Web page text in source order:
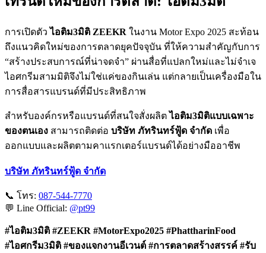
การเปิดตัวไอติม3มิติ ZEEKR ในงาน Motor Expo 2025 สะท้อน
ถึงแนวคิดใหม่ของการตลาดยุคปัจจุบัน ที่ให้ความสำคัญกับการ
“สร้างประสบการณ์ที่น่าจดจำ” ผ่านสื่อที่แปลกใหม่และไม่จำเจ
ไอศกรีมสามมิติจึงไม่ใช่แค่ของกินเล่น แต่กลายเป็นเครื่องมือใน
การสื่อสารแบรนด์ที่มีประสิทธิภาพ
สำหรับองค์กรหรือแบรนด์ที่สนใจสั่งผลิตไอติม3มิติแบบเฉพาะ
ของตนเอง สามารถติดต่อ บริษัท ภัทรินทร์ฟู้ด จำกัด เพื่อ
ออกแบบและผลิตตามคาแรกเตอร์แบรนด์ได้อย่างมืออาชีพ
บริษัท ภัทรินทร์ฟู้ด จำกัด
📞 โทร: 087-544-7770
💬 Line Official: @pt99
#ไอติม3มิติ #ZEEKR #MotorExpo2025 #PhattharinFood
#ไอศกรีม3มิติ #ของแจกงานอีเวนต์ #การตลาดสร้างสรรค์ #รับ